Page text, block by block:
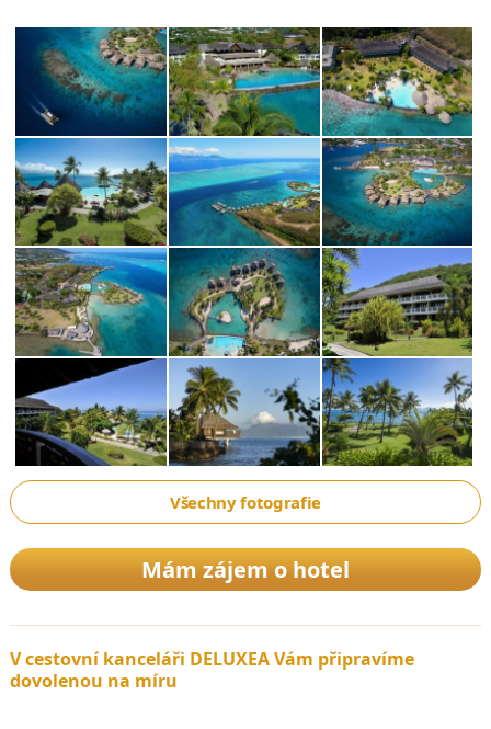
Všechny fotografie
Mám zájem o hotel
V cestovní kanceláři DELUXEA Vám připravíme
dovolenou na míru